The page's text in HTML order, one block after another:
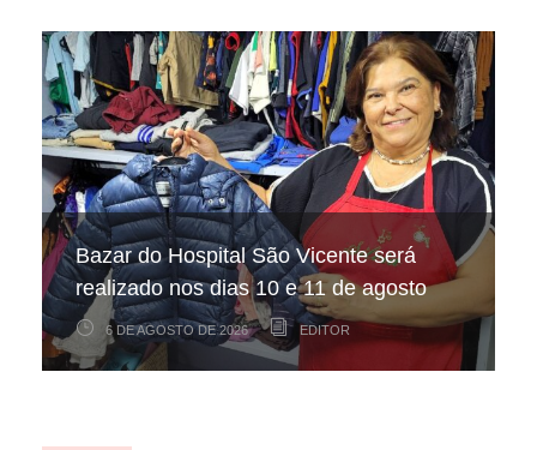
Bazar do Hospital São Vicente será
realizado nos dias 10 e 11 de agosto
6 DE AGOSTO DE 2026 EDITOR
Hospital São Vicente participa de
mapeamento nacional sobre câncer
infantojuvenil
6 DE AGOSTO DE 2026 EDITOR
Hospital São Vicente expande
arrecadação de cupons fiscais pela
Nota Fiscal Paulista
3 DE AGOSTO DE 2026 EDITOR